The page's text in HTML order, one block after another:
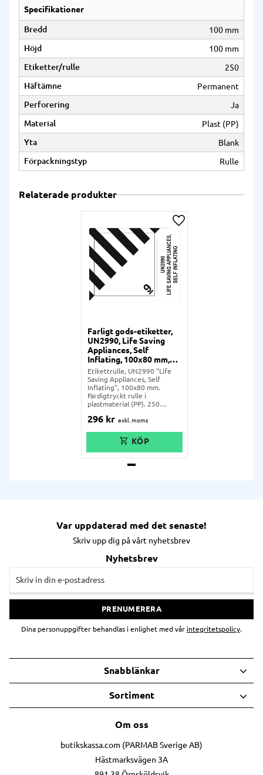
Specifikationer
Bredd
100 mm
Höjd
100 mm
Etiketter/rulle
250
Häftämne
Permanent
Perforering
Ja
Material
Plast (PP)
Yta
Blank
Förpackningstyp
Rulle
Relaterade produkter
Farligt gods-etiketter,
UN2990, Life Saving
Appliances, Self
Inflating, 100x80 mm,
250 st etiketter/rulle
Etikettrulle, UN2990 "Life
Saving Appliances, Self
Inflating", 100x80 mm.
Färdigtryckt rulle i
plastmaterial (PP). 250
296 kr
Lägg till i önskelista
Var uppdaterad med det senaste!
Skriv upp dig på vårt nyhetsbrev
Nyhetsbrev
PRENUMERERA
Dina personuppgifter behandlas i enlighet med vår integritetspolicy.
Om oss
butikskassa.com (PARMAB Sverige AB)
Hästmarksvägen 3A
Snabblänkar
Sortiment